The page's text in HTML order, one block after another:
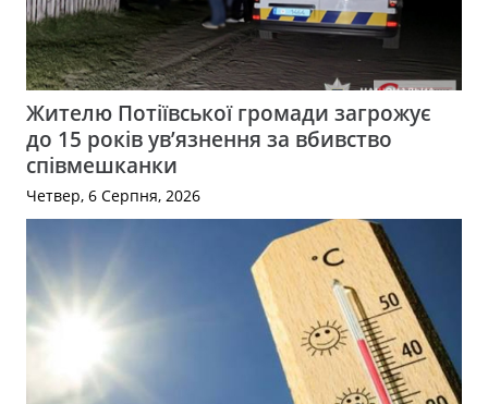
Жителю Потіївської громади загрожує
до 15 років ув’язнення за вбивство
співмешканки
Четвер, 6 Серпня, 2026